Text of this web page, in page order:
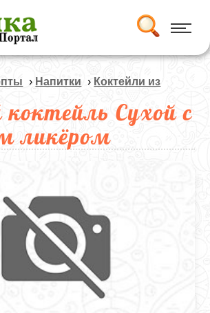
› Напитки › Коктейли из
коктейль Сухой с
ликёром